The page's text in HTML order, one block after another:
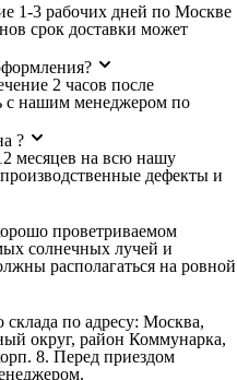
1-3 рабочих дней по Москве
срок доставки может
2 часов после
с нашим менеджером по
?
месяцев на всю нашу
дефекты и
проветриваемом
солнечных лучей и
располагаться на ровной
по адресу: Москва,
округ, район Коммунарка,
8. Перед приездом